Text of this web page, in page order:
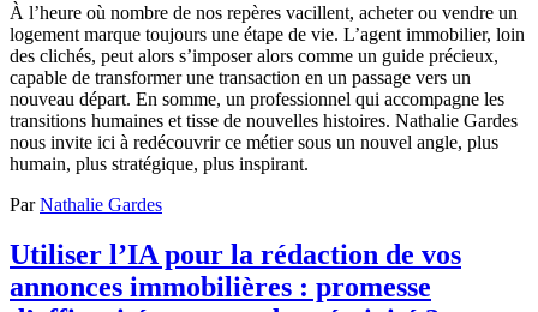
À l’heure où nombre de nos repères vacillent, acheter ou vendre un
logement marque toujours une étape de vie. L’agent immobilier, loin
des clichés, peut alors s’imposer alors comme un guide précieux,
capable de transformer une transaction en un passage vers un
nouveau départ. En somme, un professionnel qui accompagne les
transitions humaines et tisse de nouvelles histoires. Nathalie Gardes
nous invite ici à redécouvrir ce métier sous un nouvel angle, plus
humain, plus stratégique, plus inspirant.
ParNathalie Gardes
Utiliser l’IA pour la rédaction de vos
annonces immobilières : promesse